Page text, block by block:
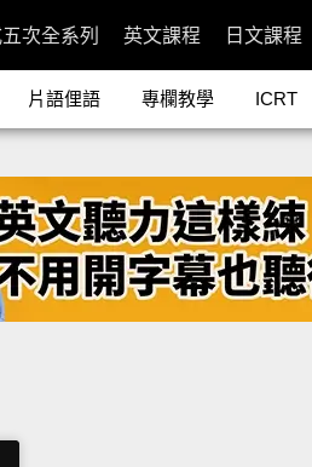
次全系列 英文課程 日文課程
片語俚語 專欄教學 ICRT